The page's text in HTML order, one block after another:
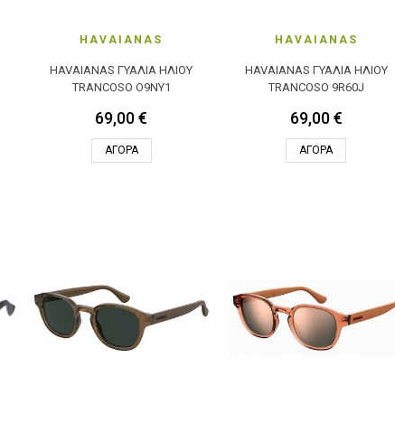
HAVAIANAS
HAVAIANAS ΓΥΑΛΙΆ ΗΛΊΟΥ
TRANCOSO O9NY1
69,00 €
ΑΓΟΡΆ
HAVAIANAS
HAVAIANAS ΓΥΑΛΙΆ ΗΛΊΟΥ
TRANCOSO 9R60J
69,00 €
ΑΓΟΡΆ